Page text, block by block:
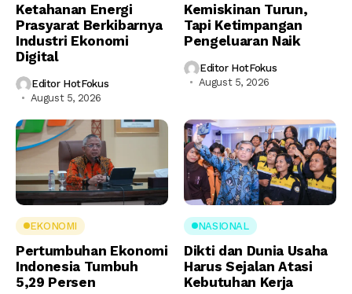
Ketahanan Energi
Prasyarat Berkibarnya
Industri Ekonomi
Digital
Editor HotFokus
August 5, 2026
Kemiskinan Turun,
Tapi Ketimpangan
Pengeluaran Naik
Editor HotFokus
August 5, 2026
EKONOMI
Pertumbuhan Ekonomi
Indonesia Tumbuh
5,29 Persen
NASIONAL
Dikti dan Dunia Usaha
Harus Sejalan Atasi
Kebutuhan Kerja